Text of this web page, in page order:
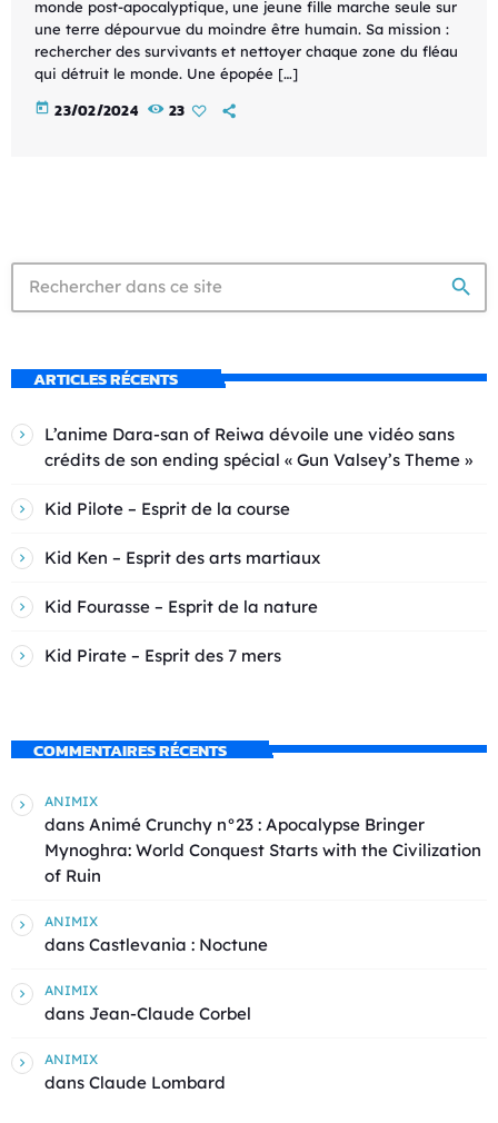
monde post-apocalyptique, une jeune fille marche seule sur
une terre dépourvue du moindre être humain. Sa mission :
rechercher des survivants et nettoyer chaque zone du fléau
qui détruit le monde. Une épopée […]
today 23/02/2024 23
search
ARTICLES RÉCENTS
L’anime Dara-san of Reiwa dévoile une vidéo sans
crédits de son ending spécial « Gun Valsey’s Theme »
Kid Pilote – Esprit de la course
Kid Ken – Esprit des arts martiaux
Kid Fourasse – Esprit de la nature
Kid Pirate – Esprit des 7 mers
COMMENTAIRES RÉCENTS
ANIMIX
dans Animé Crunchy n°23 : Apocalypse Bringer
Mynoghra: World Conquest Starts with the Civilization
of Ruin
ANIMIX
dans Castlevania : Noctune
ANIMIX
dans Jean-Claude Corbel
ANIMIX
dans Claude Lombard